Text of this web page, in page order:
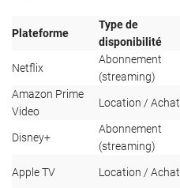
Plateforme
Type de
disponibilité
Netflix
Abonnement
(streaming)
Amazon Prime
Video
Location / Achat
Disney+
Abonnement
(streaming)
Apple TV Location / Achat